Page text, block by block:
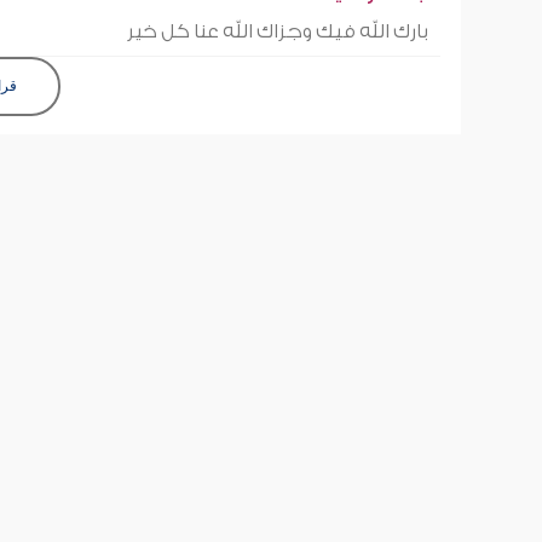
بارك الله فيك وجزاك الله عنا كل خير